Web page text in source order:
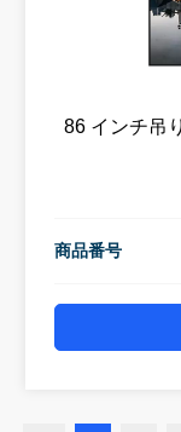
86 インチ吊
商品番号